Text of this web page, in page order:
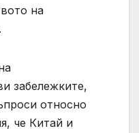
на
забележките,
относно
че Китай и